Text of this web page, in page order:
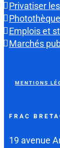
Privatiser
Photothèque
Emplois et
Marchés
MENTIONS
FRAC
19 avenue